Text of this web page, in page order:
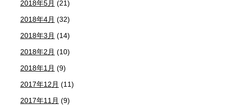
2018年5月 (21)
2018年4月 (32)
2018年3月 (14)
2018年2月 (10)
2018年1月 (9)
2017年12月 (11)
2017年11月 (9)